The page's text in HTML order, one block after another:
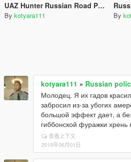
UAZ Hunter Russian Road Patrol (УАЗ Хантер ДПС)
By kotyara111 By
kotyara111 » Russian
Молодец. Я их гадов
забросил из-за убогих
большой эффект дает, а
гиббонской фуражки хрень
查看上下文
2019年06月01日